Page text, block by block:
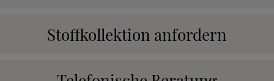
Stoffkollektion anfordern